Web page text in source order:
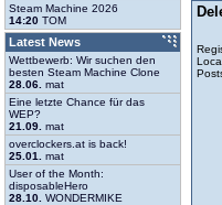
Steam Machine 2026
14:20 TOM
Latest News
Wettbewerb: Wir suchen den
besten Steam Machine Clone
28.06. mat
Eine letzte Chance für das
WEP?
21.09. mat
overclockers.at is back!
25.01.
mat
User of the Month:
disposableHero
28.10. WONDERMIKE